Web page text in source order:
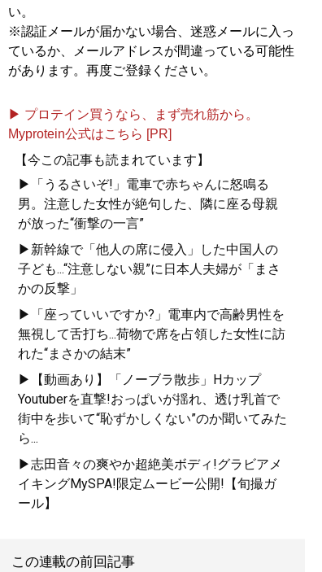
い。
※認証メールが届かない場合、迷惑メールに入っ
ているか、メールアドレスが間違っている可能性
があります。再度ご登録ください。
▶ プロテイン買うなら、まず売れ筋から。
Myprotein公式はこちら [PR]
【今この記事も読まれています】
▶「うるさいぞ!」電車で赤ちゃんに怒鳴る
男。注意した女性が絶句した、隣に座る母親
が放った“衝撃の一言”
▶新幹線で「他人の席に侵入」した中国人の
子ども...“注意しない親”に日本人夫婦が「まさ
かの反撃」
▶「座っていいですか?」電車内で高齢男性を
無視して舌打ち...荷物で席を占領した女性に訪
れた“まさかの結末”
▶【動画あり】「ノーブラ散歩」Hカップ
Youtuberを直撃!おっぱいが揺れ、透け乳首で
街中を歩いて“恥ずかしくない”のか聞いてみた
ら...
▶志田音々の爽やか超絶美ボディ!グラビアメ
イキングMySPA!限定ムービー公開!【旬撮ガ
ール】
この連載の前回記事